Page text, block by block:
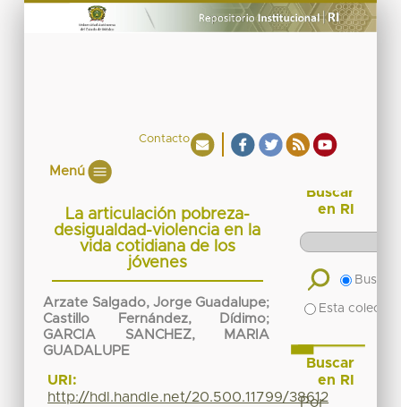
Contacto
Menú
La articulación pobreza-
desigualdad-violencia en la
vida cotidiana de los
jóvenes
Arzate Salgado, Jorge Guadalupe;
Castillo Fernández, Dídimo;
GARCIA SANCHEZ, MARIA
GUADALUPE
URI:
http://hdl.handle.net/20.500.11799/38612
Buscar
en RI
Buscar
Esta
Buscar
en RI
Por